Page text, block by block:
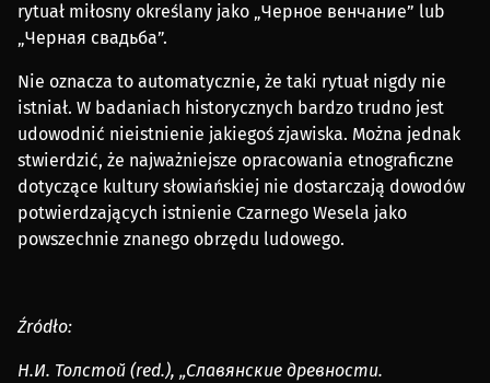
rytuał miłosny określany jako „Черное венчание” lub
„Черная свадьба”.
Nie oznacza to automatycznie, że taki rytuał nigdy nie
istniał. W badaniach historycznych bardzo trudno jest
udowodnić nieistnienie jakiegoś zjawiska. Można jednak
stwierdzić, że najważniejsze opracowania etnograficzne
dotyczące kultury słowiańskiej nie dostarczają dowodów
potwierdzających istnienie Czarnego Wesela jako
powszechnie znanego obrzędu ludowego.
Źródło:
Н.И. Толстой (red.), „Славянские древности.